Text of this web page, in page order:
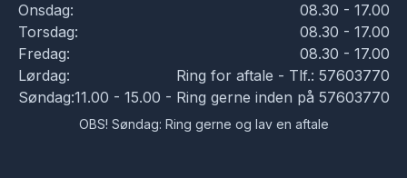
Onsdag:
08.30 - 17.00
Torsdag:
08.30 - 17.00
Fredag:
08.30 - 17.00
Lørdag:
Ring for aftale - Tlf.: 57603770
Søndag:11.00 - 15.00 - Ring gerne inden på 57603770
OBS! Søndag: Ring gerne og lav en aftale